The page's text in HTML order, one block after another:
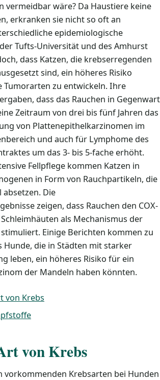
vermeidbar wäre? Da Haustiere keine
erkranken sie nicht so oft an
epidemiologische
Tufts-Universität und des Amhurst
dass Katzen, die krebserregenden
sind, ein höheres Risiko
Tumorarten zu entwickeln. Ihre
dass das Rauchen in Gegenwart
Zeitraum von drei bis fünf Jahren das
von Plattenepithelkarzinomen im
und auch für Lymphome des
um das 3- bis 5-fache erhöht.
Fellpflege kommen Katzen in
in Form von Rauchpartikeln, die
absetzen. Die
zeigen, dass Rauchen den COX-
als Mechanismus der
Einige Berichten kommen zu
Hunde, die in Städten mit starker
leben, ein höheres Risiko für ein
der Mandeln haben könnten.
von Krebs
von Krebs
vorkommenden Krebsarten bei Hunden